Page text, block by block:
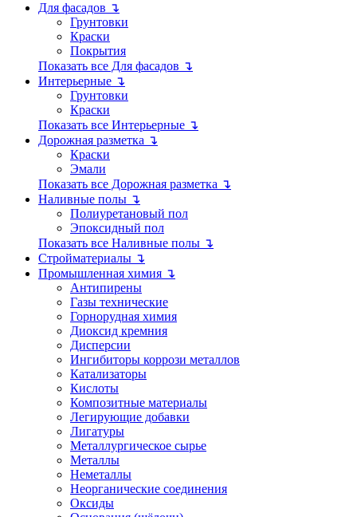
Для фасадов ↴
Грунтовки
Краски
Покрытия
Показать все Для фасадов ↴
Интерьерные ↴
Грунтовки
Краски
Показать все Интерьерные ↴
Дорожная разметка ↴
Краски
Эмали
Показать все Дорожная разметка ↴
Наливные полы ↴
Полиуретановый пол
Эпоксидный пол
Показать все Наливные полы ↴
Стройматериалы ↴
Промышленная химия ↴
Антипирены
Газы технические
Горнорудная химия
Диоксид кремния
Дисперсии
Ингибиторы коррози металлов
Катализаторы
Кислоты
Композитные материалы
Легирующие добавки
Лигатуры
Металлургическое сырье
Металлы
Неметаллы
Неорганические соединения
Оксиды